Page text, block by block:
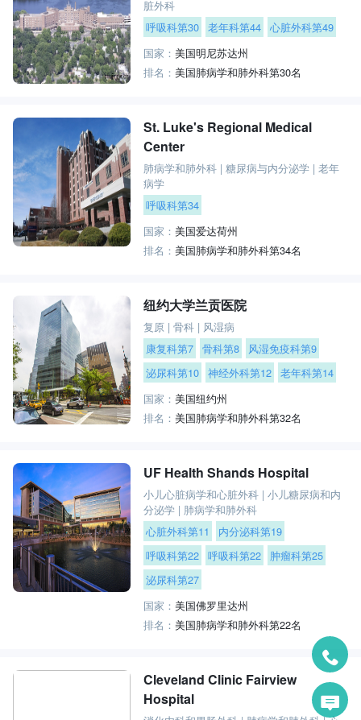
脏外科
呼吸科第30 老年科第44 心脏外科第49
国家：美国明尼苏达州
排名：美国肺病学和肺外科第30名
St. Luke's Regional Medical
Center
肺病学和肺外科 |糖尿病与内分泌学 |老年
病学
呼吸科第34
国家：美国爱达荷州
排名：美国肺病学和肺外科第34名
纽约大学兰贡医院
复原 |骨科 | 风湿病
康复科第7 骨科第8
风湿免疫科第9
泌尿科第10 神经外科第12 老年科第14
国家：美国纽约州
排名：美国肺病学和肺外科第32名
UF Health Shands Hospital
小儿心脏病学和心脏外科 |小儿糖尿病和内
分泌学 | 肺病学和肺外科
心脏外科第11
内分泌科第19
呼吸科第22 呼吸科第22
肿瘤科第25
泌尿科第27
国家：美国佛罗里达州
排名：美国肺病学和肺外科第22名
Cleveland Clinic Fairview
Hospital